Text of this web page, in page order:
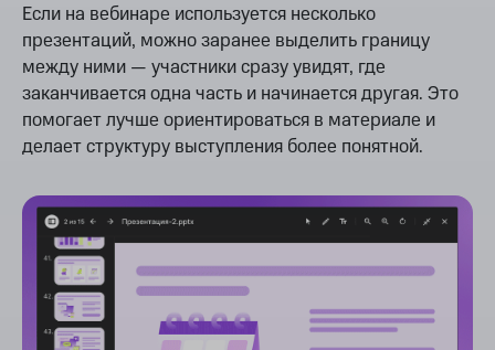
Если на вебинаре используется несколько
презентаций, можно заранее выделить границу
между ними — участники сразу увидят, где
заканчивается одна часть и начинается другая. Это
помогает лучше ориентироваться в материале и
делает структуру выступления более понятной.